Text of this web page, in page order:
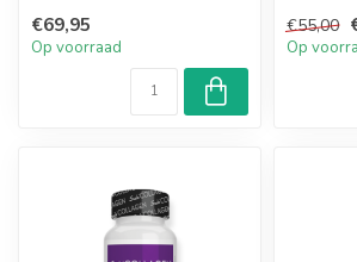
gewricht...
€69,95
Op voorraad
€55,00
Op